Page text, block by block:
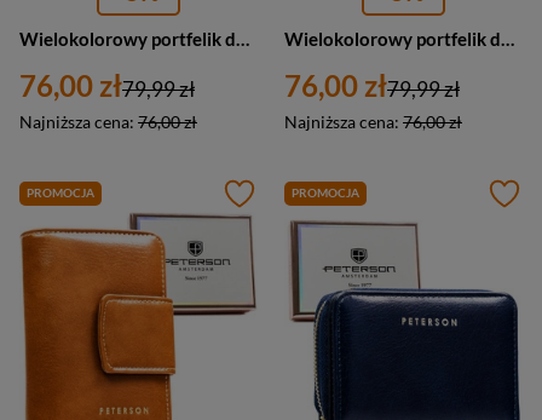
Wielokolorowy portfelik damski ze skóry naturalnej zamykany zatrzaskiem i suwakiem - Peterson
76,00 zł
Najniższa cena: 76,00 zł
79,99 zł
Wielokolorowy portfelik damski ze skóry naturalnej w kwiaty zamykany biglem i zatrzaskiem - Peterson
76,00 zł
Najniższa cena: 76,00 zł
79,99 zł
PROMOCJA PROMOCJA